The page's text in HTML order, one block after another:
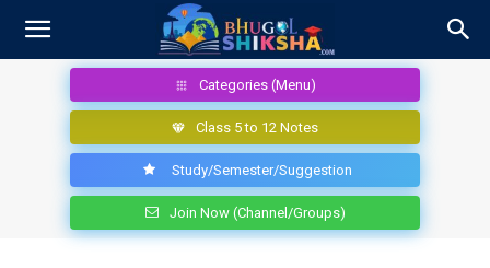
Categories (Menu)
Class 5 to 12 Notes
Study/Semester/Suggestion
Join Now (Channel/Groups)